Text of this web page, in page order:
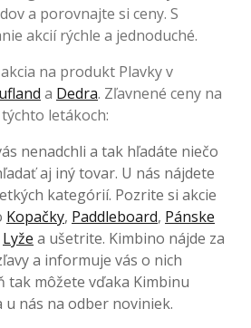
a porovnajte si ceny. S
akcií rýchle a jednoduché.
na produkt Plavky v
a Dedra. Zľavnené ceny na
letákoch:
nenadchli a tak hľadáte niečo
aj iný tovar. U nás nájdete
kategórií. Pozrite si akcie
Kopačky, Paddleboard, Pánske
Lyže a ušetrite. Kimbino nájde za
a informuje vás o nich
tak môžete vďaka Kimbinu
nás na odber noviniek.